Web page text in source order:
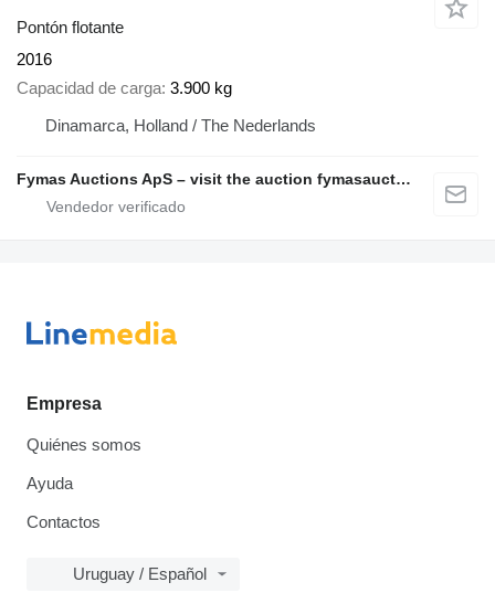
Pontón flotante
2016
Capacidad de carga 3.900 kg
Dinamarca, Holland / The Nederlands
Fymas Auctions ApS – visit the auction fymasauctions.dk
Empresa
Quiénes somos
Ayuda
Contactos
Uruguay / Español